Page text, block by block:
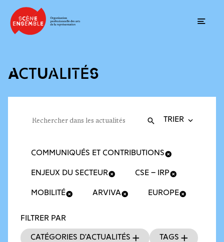
ACTUALITÉS
Recherche
Valider
FILTRER PAR
Catégories d’actualités Tags
COMMUNIQUÉS ET CONTRIBUTIONS
ENJEUX DU SECTEUR CSE – IRP
MOBILITÉ ARVIVA EUROPE